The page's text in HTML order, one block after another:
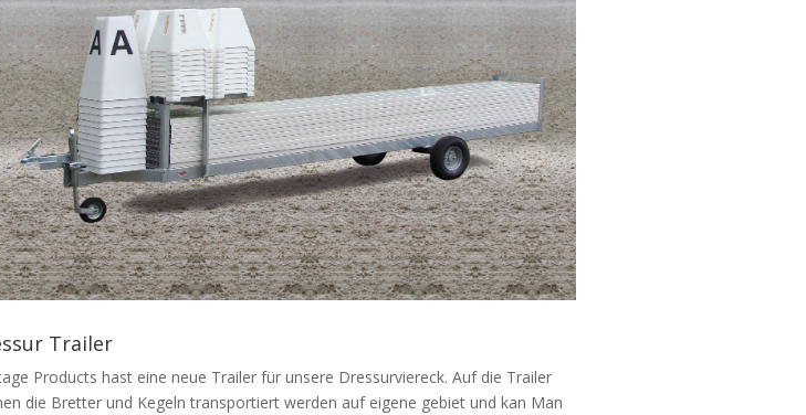
Trailer
Products hast eine neue Trailer für unsere Dressurviereck. Auf die Trailer
die Bretter und Kegeln transportiert werden auf eigene gebiet und kan Man